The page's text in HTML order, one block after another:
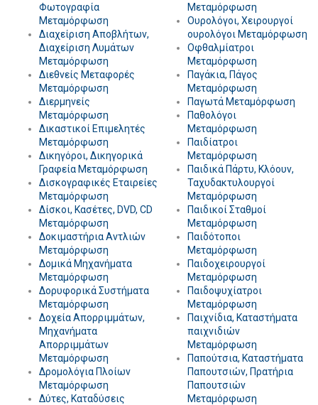
Φωτογραφία
Μεταμόρφωση
Διαχείριση Αποβλήτων,
Διαχείριση Λυμάτων
Μεταμόρφωση
Διεθνείς Μεταφορές
Μεταμόρφωση
Διερμηνείς
Μεταμόρφωση
Δικαστικοί Επιμελητές
Μεταμόρφωση
Δικηγόροι, Δικηγορικά
Γραφεία Μεταμόρφωση
Δισκογραφικές Εταιρείες
Μεταμόρφωση
Δίσκοι, Κασέτες, DVD, CD
Μεταμόρφωση
Δοκιμαστήρια Αντλιών
Μεταμόρφωση
Δομικά Μηχανήματα
Μεταμόρφωση
Δορυφορικά Συστήματα
Μεταμόρφωση
Δοχεία Απορριμμάτων,
Μηχανήματα
Απορριμμάτων
Μεταμόρφωση
Δρομολόγια Πλοίων
Μεταμόρφωση
Δύτες, Καταδύσεις
Μεταμόρφωση
Ουρολόγοι, Χειρουργοί
ουρολόγοι Μεταμόρφωση
Οφθαλμίατροι
Μεταμόρφωση
Παγάκια, Πάγος
Μεταμόρφωση
Παγωτά Μεταμόρφωση
Παθολόγοι
Μεταμόρφωση
Παιδίατροι
Μεταμόρφωση
Παιδικά Πάρτυ, Κλόουν,
Ταχυδακτυλουργοί
Μεταμόρφωση
Παιδικοί Σταθμοί
Μεταμόρφωση
Παιδότοποι
Μεταμόρφωση
Παιδοχειρουργοί
Μεταμόρφωση
Παιδοψυχίατροι
Μεταμόρφωση
Παιχνίδια, Καταστήματα
παιχνιδιών
Μεταμόρφωση
Παπούτσια, Καταστήματα
Παπουτσιών, Πρατήρια
Παπουτσιών
Μεταμόρφωση